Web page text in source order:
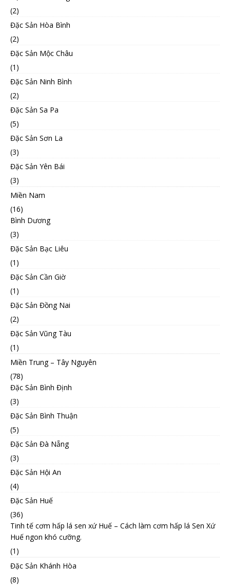
(2)
Đặc Sản Hòa Bình
(2)
Đặc Sản Mộc Châu
(1)
Đặc Sản Ninh Bình
(2)
Đặc Sản Sa Pa
(5)
Đặc Sản Sơn La
(3)
Đặc Sản Yên Bái
(3)
Miền Nam
(16)
Bình Dương
(3)
Đặc Sản Bạc Liêu
(1)
Đặc Sản Cần Giờ
(1)
Đặc Sản Đồng Nai
(2)
Đặc Sản Vũng Tàu
(1)
Miền Trung – Tây Nguyên
(78)
Đặc Sản Bình Định
(3)
Đặc Sản Bình Thuận
(5)
Đặc Sản Đà Nẵng
(3)
Đặc Sản Hội An
(4)
Đặc Sản Huế
(36)
Tinh tế cơm hấp lá sen xứ Huế – Cách làm cơm hấp lá Sen Xứ
Huế ngon khó cưỡng.
(1)
Đặc Sản Khánh Hòa
(8)